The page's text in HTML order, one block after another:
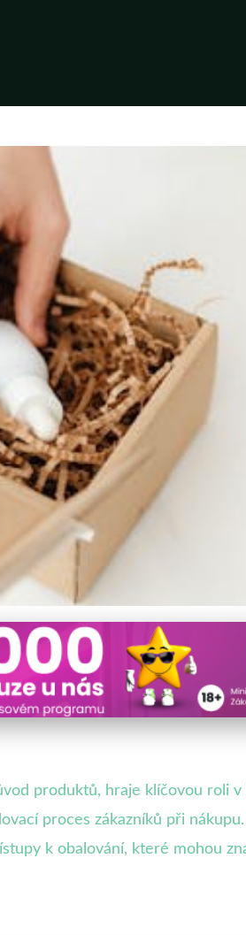
a Prodej
produktů, hraje klíčovou roli
proces zákazníků při
k obalování, které mohou